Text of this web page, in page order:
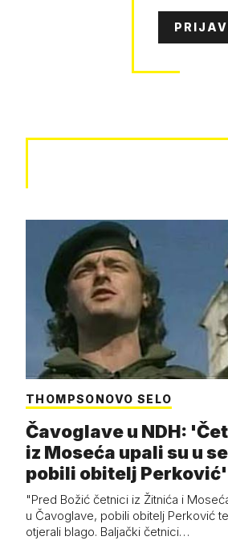
THOMPSONOVO SELO
Čavoglave u NDH:
iz Moseća upali su u
pobili obitelj Perković'
"Pred Božić četnici iz Žitnića i
u Čavoglave, pobili obitelj Perković te
otjerali blago. Baljački četnici…